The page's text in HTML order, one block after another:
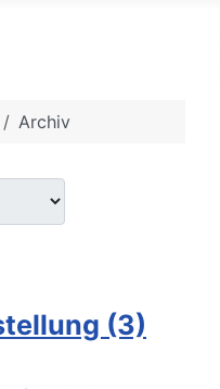
Archiv
(3)